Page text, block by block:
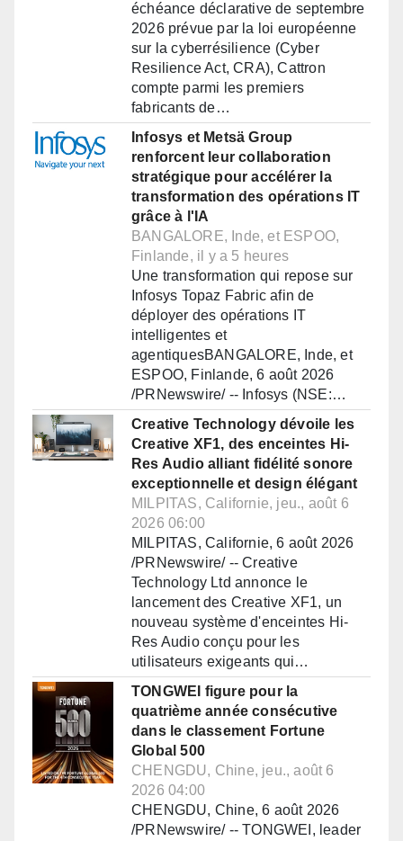
échéance déclarative de septembre
2026 prévue par la loi européenne
sur la cyberrésilience (Cyber
Resilience Act, CRA), Cattron
compte parmi les premiers
fabricants de…
Infosys et Metsä Group
renforcent leur collaboration
stratégique pour accélérer la
transformation des opérations IT
grâce à l'IA
BANGALORE, Inde, et ESPOO,
Finlande, il y a 5 heures
Une transformation qui repose sur
Infosys Topaz Fabric afin de
déployer des opérations IT
intelligentes et
agentiquesBANGALORE, Inde, et
ESPOO, Finlande, 6 août 2026
/PRNewswire/ -- Infosys (NSE:…
Creative Technology dévoile les
Creative XF1, des enceintes Hi-
Res Audio alliant fidélité sonore
exceptionnelle et design élégant
MILPITAS, Californie, jeu., août 6
2026 06:00
MILPITAS, Californie, 6 août 2026
/PRNewswire/ -- Creative
Technology Ltd annonce le
lancement des Creative XF1, un
nouveau système d'enceintes Hi-
Res Audio conçu pour les
utilisateurs exigeants qui…
TONGWEI figure pour la
quatrième année consécutive
dans le classement Fortune
Global 500
CHENGDU, Chine, jeu., août 6
2026 04:00
CHENGDU, Chine, 6 août 2026
/PRNewswire/ -- TONGWEI, leader